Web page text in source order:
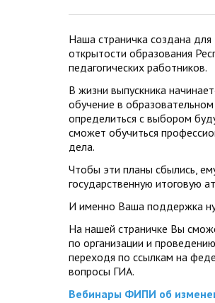
Наша страничка создана
открытости образования
педагогических работников.
В жизни выпускника
обучение в
определиться с выбором
сможет обучиться
дела.
Чтобы эти планы сбылись,
государственную итоговую
И именно Ваша поддержка
На нашей страничке Вы
по организации и
переходя по ссылкам на
вопросы ГИА.
Вебинары ФИПИ об